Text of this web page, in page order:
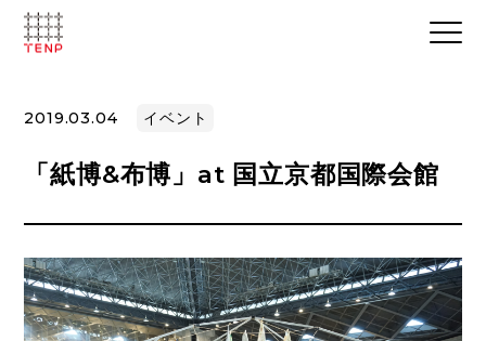
2019.03.04 イベント
「紙博&布博」at 国立京都国際会館